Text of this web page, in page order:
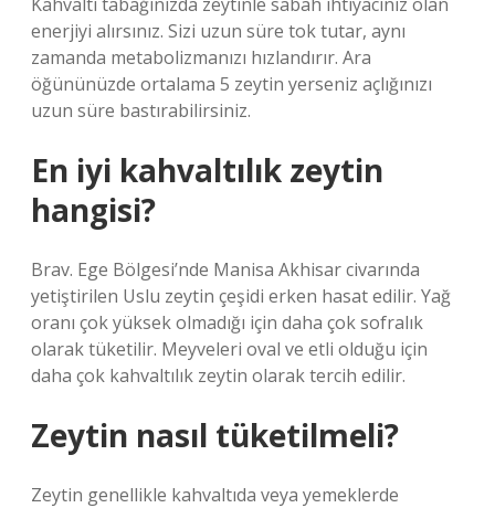
enerjiyi alırsınız. Sizi uzun süre tok tutar, aynı
zamanda metabolizmanızı hızlandırır. Ara
öğününüzde ortalama 5 zeytin yerseniz açlığınızı
uzun süre bastırabilirsiniz.
En iyi kahvaltılık zeytin
hangisi?
Brav. Ege Bölgesi’nde Manisa Akhisar civarında
yetiştirilen Uslu zeytin çeşidi erken hasat edilir. Yağ
oranı çok yüksek olmadığı için daha çok sofralık
olarak tüketilir. Meyveleri oval ve etli olduğu için
daha çok kahvaltılık zeytin olarak tercih edilir.
Zeytin nasıl tüketilmeli?
Zeytin genellikle kahvaltıda veya yemeklerde